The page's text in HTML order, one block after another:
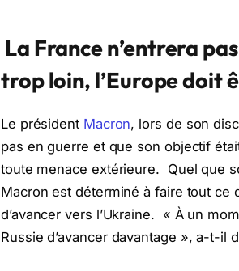
La France n’entrera
trop loin, l’Europe doit
Le président Macron, lors de son
pas en guerre et que son objectif
toute menace extérieure. Quel que
Macron est déterminé à faire tout ce
d’avancer vers l’Ukraine. « À un
Russie d’avancer davantage », a-t-il